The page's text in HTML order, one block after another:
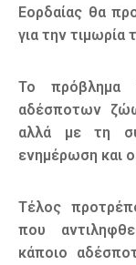
Εορδαίας θα
για την
Το πρόβλημα
αδέσποτων
αλλά με τη
ενημέρωση και
Τέλος
που
κάποιο